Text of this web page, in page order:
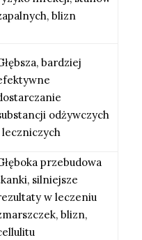
blizn
bardziej
odżywczych
leczniczych
przebudowa
silniejsze
w leczeniu
blizn,